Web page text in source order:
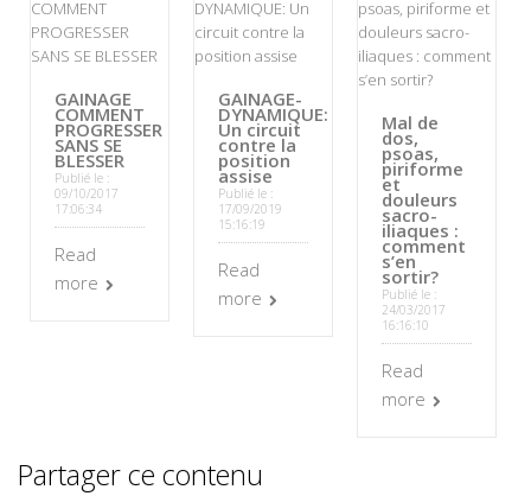
GAINAGE
COMMENT
PROGRESSER
SANS SE
BLESSER
Publié le :
09/10/2017
17:06:34
Read
more
GAINAGE-
DYNAMIQUE:
Un circuit
contre la
position
assise
Publié le :
17/09/2019
15:16:19
Read
more
Mal de
dos,
psoas,
piriforme
et
douleurs
sacro-
iliaques :
comment
s’en
sortir?
Publié le :
24/03/2017
16:16:10
Read
more
Partager ce contenu